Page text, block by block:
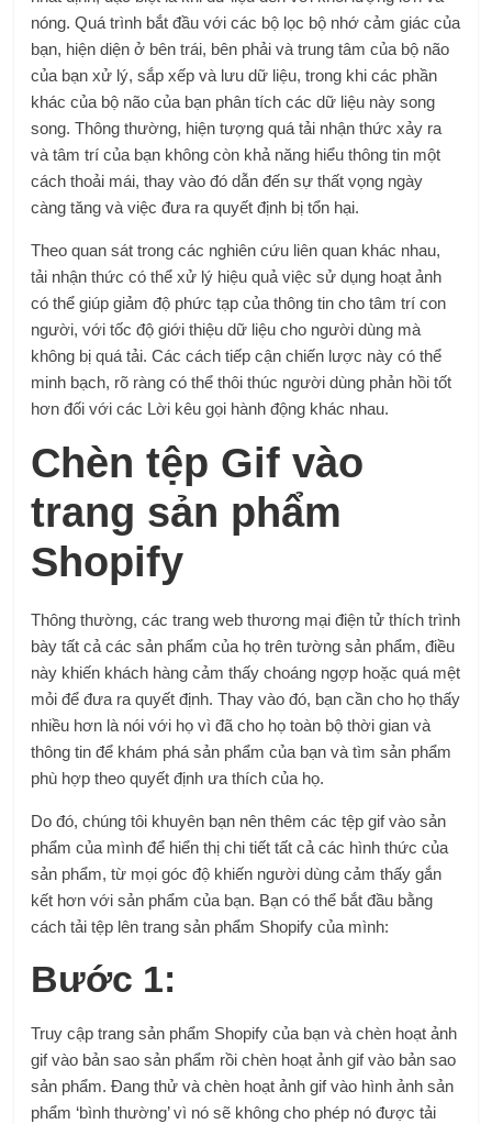
nóng. Quá trình bắt đầu với các bộ lọc bộ nhớ cảm giác của
bạn, hiện diện ở bên trái, bên phải và trung tâm của bộ não
của bạn xử lý, sắp xếp và lưu dữ liệu, trong khi các phần
khác của bộ não của bạn phân tích các dữ liệu này song
song. Thông thường, hiện tượng quá tải nhận thức xảy ra
và tâm trí của bạn không còn khả năng hiểu thông tin một
cách thoải mái, thay vào đó dẫn đến sự thất vọng ngày
càng tăng và việc đưa ra quyết định bị tổn hại.
Theo quan sát trong các nghiên cứu liên quan khác nhau,
tải nhận thức có thể xử lý hiệu quả việc sử dụng hoạt ảnh
có thể giúp giảm độ phức tạp của thông tin cho tâm trí con
người, với tốc độ giới thiệu dữ liệu cho người dùng mà
không bị quá tải. Các cách tiếp cận chiến lược này có thể
minh bạch, rõ ràng có thể thôi thúc người dùng phản hồi tốt
hơn đối với các Lời kêu gọi hành động khác nhau.
Chèn tệp Gif vào
trang sản phẩm
Shopify
Thông thường, các trang web thương mại điện tử thích trình
bày tất cả các sản phẩm của họ trên tường sản phẩm, điều
này khiến khách hàng cảm thấy choáng ngợp hoặc quá mệt
mỏi để đưa ra quyết định. Thay vào đó, bạn cần cho họ thấy
nhiều hơn là nói với họ vì đã cho họ toàn bộ thời gian và
thông tin để khám phá sản phẩm của bạn và tìm sản phẩm
phù hợp theo quyết định ưa thích của họ.
Do đó, chúng tôi khuyên bạn nên thêm các tệp gif vào sản
phẩm của mình để hiển thị chi tiết tất cả các hình thức của
sản phẩm, từ mọi góc độ khiến người dùng cảm thấy gắn
kết hơn với sản phẩm của bạn. Bạn có thể bắt đầu bằng
cách tải tệp lên trang sản phẩm Shopify của mình:
Bước 1:
Truy cập trang sản phẩm Shopify của bạn và chèn hoạt ảnh
gif vào bản sao sản phẩm rồi chèn hoạt ảnh gif vào bản sao
sản phẩm. Đang thử và chèn hoạt ảnh gif vào hình ảnh sản
phẩm ‘bình thường’ vì nó sẽ không cho phép nó được tải